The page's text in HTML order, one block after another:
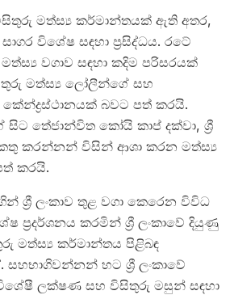
විසිතුරු මත්ස්‍ය කර්මාන්තයක් ඇති අතර,
විශේෂ සඳහා ප්‍රසිද්ධය. රටේ
වගාව සඳහා කදිම පරිසරයක්
මත්ස්‍ය ලෝලීන්ගේ සහ
බවට පත් කරයි.
සිට තේජාන්විත කෝයි කාප් දක්වා, ශ්‍රී
කරන්නන් විසින් ආශා කරන මත්ස්‍ය
කරයි.
ශ්‍රී ලංකාව තුළ වගා කෙරෙන විවිධ
ප්‍රදර්ශනය කරමින් ශ්‍රී ලංකාවේ දියුණු
මත්ස්‍ය කර්මාන්තය පිළිබඳ
සහභාගිවන්නන් හට ශ්‍රී ලංකාවේ
ලක්ෂණ සහ විසිතුරු මසුන් සඳහා